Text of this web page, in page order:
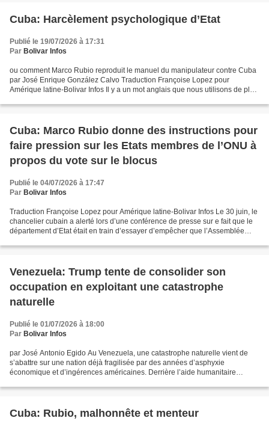
Cuba: Harcèlement psychologique d’Etat
Publié le 19/07/2026 à 17:31
Par Bolivar Infos
ou comment Marco Rubio reproduit le manuel du manipulateur contre Cuba
par José Enrique González Calvo Traduction Françoise Lopez pour
Amérique latine-Bolivar Infos Il y a un mot anglais que nous utilisons de plus
Cuba: Marco Rubio donne des instructions pour
faire pression sur les Etats membres de l’ONU à
propos du vote sur le blocus
Publié le 04/07/2026 à 17:47
Par Bolivar Infos
Traduction Françoise Lopez pour Amérique latine-Bolivar Infos Le 30 juin, le
chancelier cubain a alerté lors d’une conférence de presse sur e fait que le
département d’Etat était en train d’essayer d’empêcher que l’Assemblée
Venezuela: Trump tente de consolider son
occupation en exploitant une catastrophe
naturelle
Publié le 01/07/2026 à 18:00
Par Bolivar Infos
par José Antonio Egido Au Venezuela, une catastrophe naturelle vient de
s’abattre sur une nation déjà fragilisée par des années d’asphyxie
économique et d’ingérences américaines. Derrière l’aide humanitaire
Cuba: Rubio, malhonnête et menteur